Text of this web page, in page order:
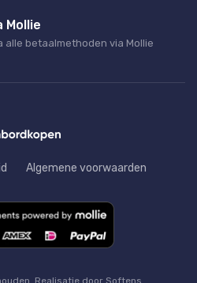
Mollie
alle betaalmethoden via Mollie
Algemene voorwaarden